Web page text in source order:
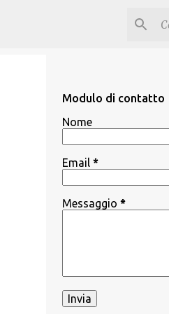
Modulo di contatto
Nome
Email *
Messaggio *